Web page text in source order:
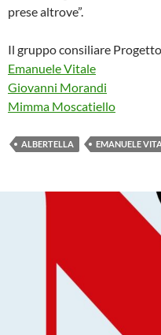
prese altrove”.
Il gruppo consiliare
Emanuele Vitale
Giovanni Morandi
Mimma Moscatiello
ALBERTELLA EMANUELE